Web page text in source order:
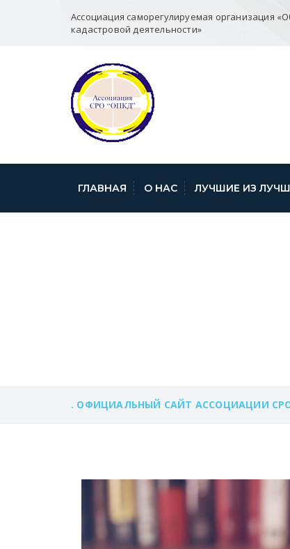
Ассоциация саморегулируемая организация
кадастровой деятельности»
ГЛАВНАЯ О НАС ЛУЧШИЕ ИЗ
. ОФИЦИАЛЬНЫЙ САЙТ АССОЦИАЦИИ